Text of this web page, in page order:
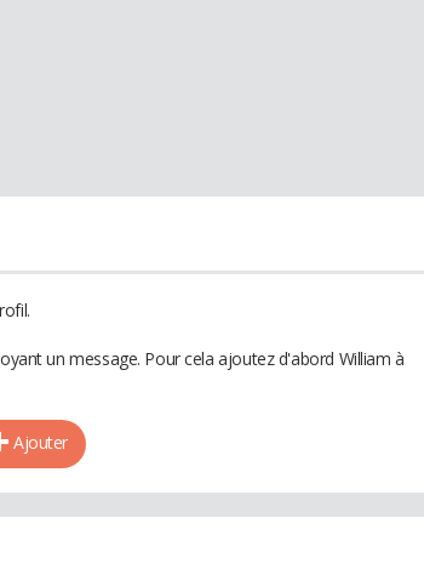
un message. Pour cela ajoutez d'abord William à
Ajouter